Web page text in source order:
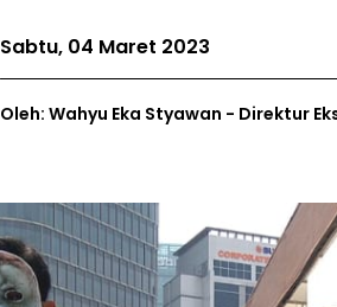
Sabtu, 04 Maret 2023
Oleh: Wahyu Eka Styawan - Direktur